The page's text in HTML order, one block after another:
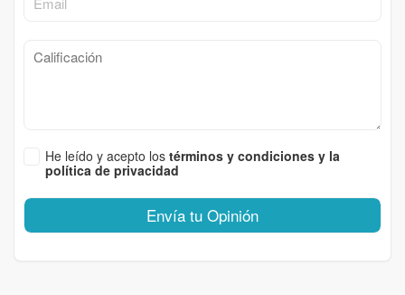
He leído y acepto los términos y condiciones y la
política de privacidad
Envía tu Opinión